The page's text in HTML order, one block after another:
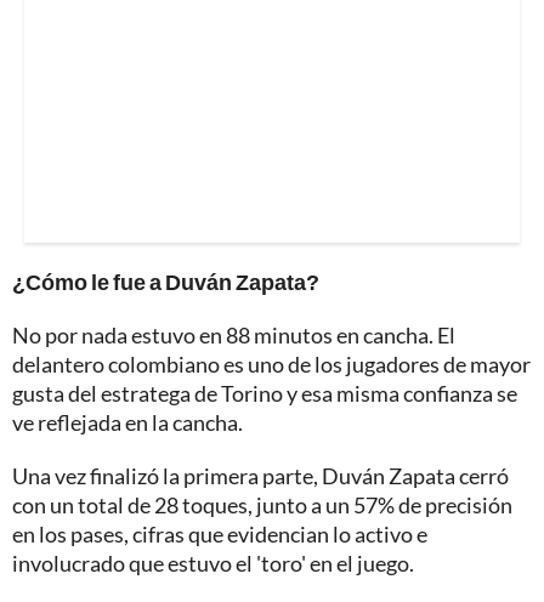
¿Cómo le fue a Duván Zapata?
No por nada estuvo en 88 minutos en cancha. El
delantero colombiano es uno de los jugadores de mayor
gusta del estratega de Torino y esa misma confianza se
ve reflejada en la cancha.
Una vez finalizó la primera parte, Duván Zapata cerró
con un total de 28 toques, junto a un 57% de precisión
en los pases, cifras que evidencian lo activo e
involucrado que estuvo el 'toro' en el juego.